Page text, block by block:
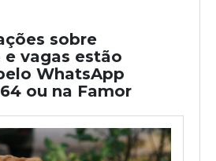
sobre
vagas estão
WhatsApp
ou na Famor